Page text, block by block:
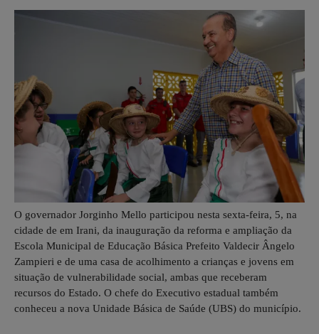
O governador Jorginho Mello participou nesta sexta-feira, 5, na
cidade de em Irani, da inauguração da reforma e ampliação da
Escola Municipal de Educação Básica Prefeito Valdecir Ângelo
Zampieri e de uma casa de acolhimento a crianças e jovens em
situação de vulnerabilidade social, ambas que receberam
recursos do Estado. O chefe do Executivo estadual também
conheceu a nova Unidade Básica de Saúde (UBS) do município.